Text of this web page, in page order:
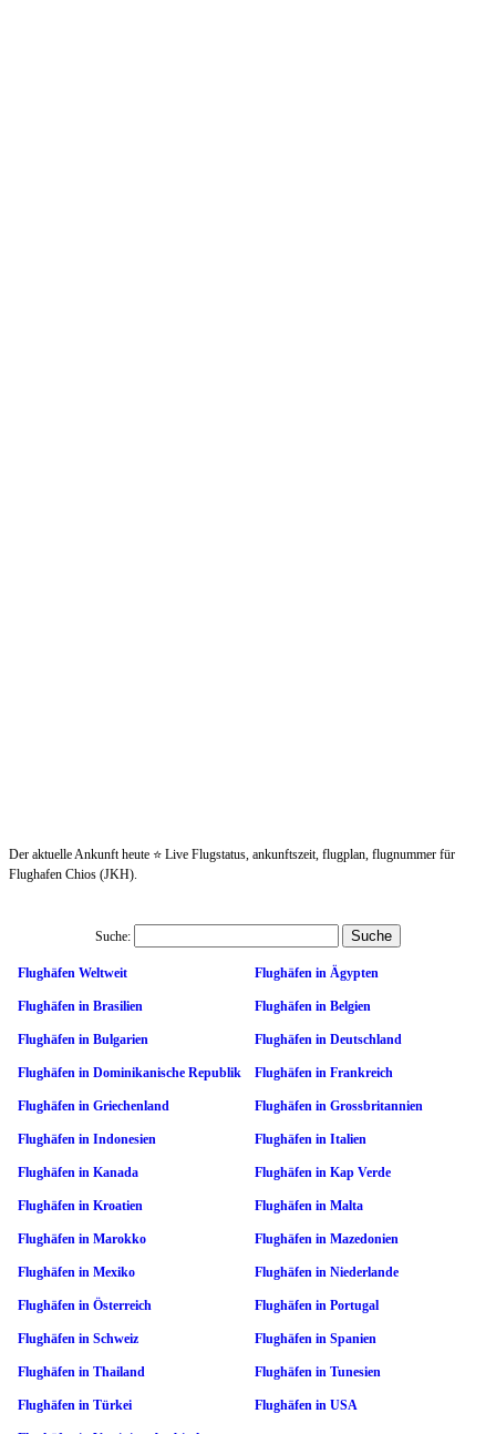
Der aktuelle Ankunft heute ⭐ Live Flugstatus, ankunftszeit, flugplan, flugnummer für
Flughafen Chios (JKH).
Suche:
Flughäfen Weltweit Flughäfen in Ägypten
Flughäfen in Brasilien Flughäfen in Belgien
Flughäfen in Bulgarien Flughäfen in Deutschland
Flughäfen in Dominikanische Republik Flughäfen in Frankreich
Flughäfen in Griechenland Flughäfen in Grossbritannien
Flughäfen in Indonesien Flughäfen in Italien
Flughäfen in Kanada Flughäfen in Kap Verde
Flughäfen in Kroatien Flughäfen in Malta
Flughäfen in Marokko Flughäfen in Mazedonien
Flughäfen in Mexiko Flughäfen in Niederlande
Flughäfen in Österreich Flughäfen in Portugal
Flughäfen in Schweiz Flughäfen in Spanien
Flughäfen in Thailand Flughäfen in Tunesien
Flughäfen in Türkei Flughäfen in USA